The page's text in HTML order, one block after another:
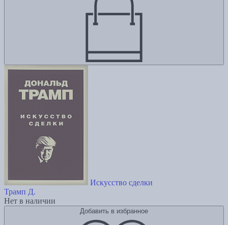
Искусство сделки
Трамп Д.
Нет в наличии
Добавить в избранное